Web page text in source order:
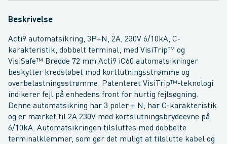
Beskrivelse
Acti9 automatsikring, 3P+N, 2A, 230V 6/10kA, C-
karakteristik, dobbelt terminal, med VisiTrip™ og
VisiSafe™ Bredde 72 mm Acti9 iC60 automatsikringer
beskytter kredsløbet mod kortlutningsstrømme og
overbelastningsstrømme. Patenteret VisiTrip™-teknologi
indikerer fejl på enhedens front for hurtig fejlsøgning.
Denne automatsikring har 3 poler + N, har C-karakteristik
og er mærket til 2A 230V med kortslutningsbrydeevne på
6/10kA. Automatsikringen tilsluttes med dobbelte
terminalklemmer, som gør det muligt at tilslutte kabel og